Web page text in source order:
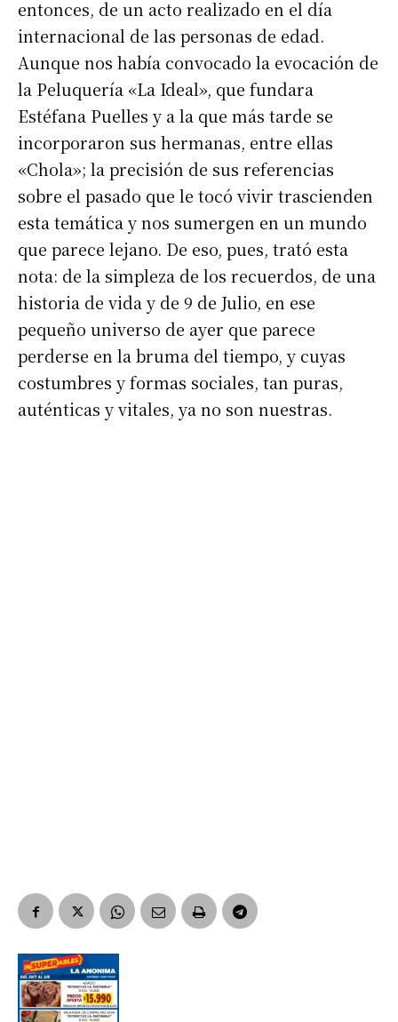
entonces, de un acto realizado en el día
internacional de las personas de edad.
Aunque nos había convocado la evocación de
la Peluquería «La Ideal», que fundara
Estéfana Puelles y a la que más tarde se
incorporaron sus hermanas, entre ellas
«Chola»; la precisión de sus referencias
sobre el pasado que le tocó vivir trascienden
esta temática y nos sumergen en un mundo
que parece lejano. De eso, pues, trató esta
nota: de la simpleza de los recuerdos, de una
historia de vida y de 9 de Julio, en ese
pequeño universo de ayer que parece
perderse en la bruma del tiempo, y cuyas
costumbres y formas sociales, tan puras,
auténticas y vitales, ya no son nuestras.